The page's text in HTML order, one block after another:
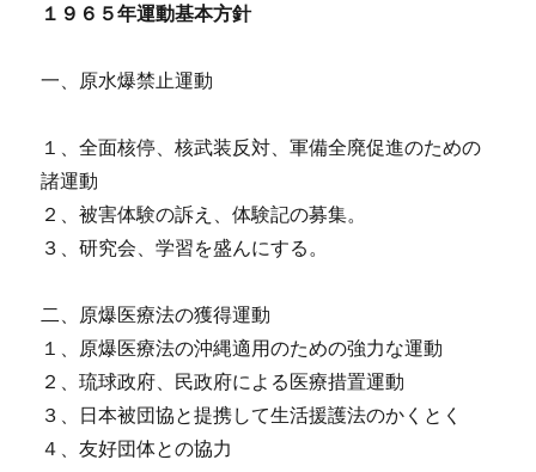
１９６５年運動基本方針
一、原水爆禁止運動
１、全面核停、核武装反対、軍備全廃促進のための
諸運動
２、被害体験の訴え、体験記の募集。
３、研究会、学習を盛んにする。
二、原爆医療法の獲得運動
１、原爆医療法の沖縄適用のための強力な運動
２、琉球政府、民政府による医療措置運動
３、日本被団協と提携して生活援護法のかくとく
４、友好団体との協力